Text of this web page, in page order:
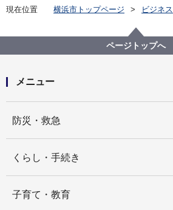
現在位置 横浜市トップページ ビジネス
緊急を要する契約の締結結果
ページトップへ
メニュー
防災・救急
くらし・手続き
子育て・教育